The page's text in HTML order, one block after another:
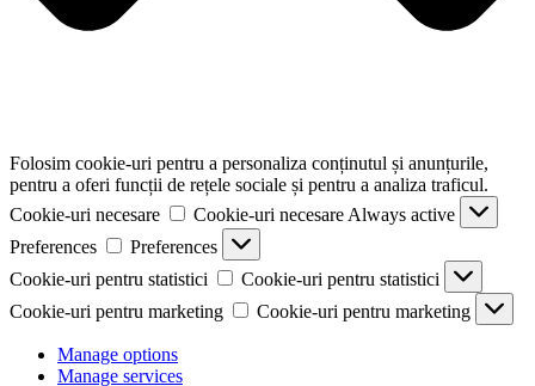
Folosim cookie-uri pentru a personaliza conținutul și anunțurile,
pentru a oferi funcții de rețele sociale și pentru a analiza traficul.
Cookie-uri necesare
Cookie-uri necesare Always active
Preferences
Preferences
Cookie-uri pentru statistici
Cookie-uri pentru statistici
Cookie-uri pentru marketing
Cookie-uri pentru marketing
Manage options
Manage services